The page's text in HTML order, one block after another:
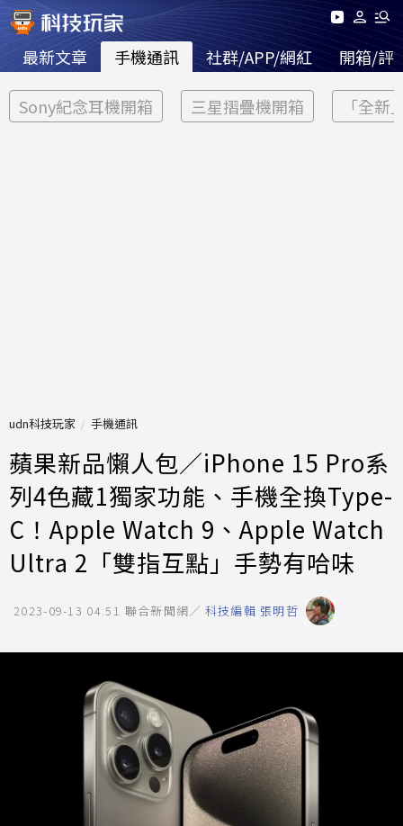
最新文章 手機通訊 社群/APP/網紅 開箱/評
Sony紀念耳機開箱 三星摺疊機開箱 「全新
udn科技玩家 手機通訊
蘋果新品懶人包／iPhone 15 Pro系
列4色藏1獨家功能、手機全換Type-
C！Apple Watch 9、Apple Watch
Ultra 2「雙指互點」手勢有哈味
2023-09-13 04:51 聯合新聞網／ 科技編輯 張明哲